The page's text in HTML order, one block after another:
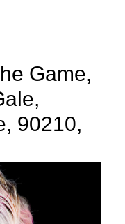
Game,
90210,